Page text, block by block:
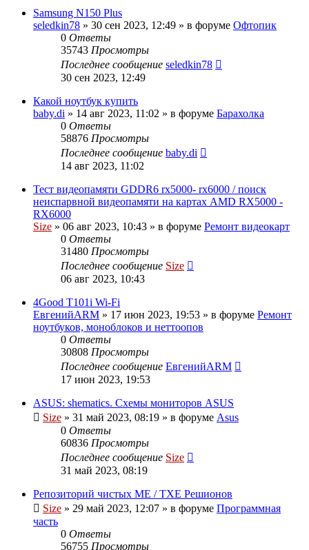
Samsung N150 Plus
seledkin78 » 30 сен 2023, 12:49 » в форуме Офтопик
0 Ответы
35743 Просмотры
Последнее сообщение seledkin78
30 сен 2023, 12:49
Какой ноутбук купить
baby.di » 14 авг 2023, 11:02 » в форуме Барахолка
0 Ответы
58876 Просмотры
Последнее сообщение baby.di
14 авг 2023, 11:02
Тест видеопамяти GDDR6 rx5000- rx6000 / поиск
неиспарвной видеопамяти на картах AMD RX5000 -
RX6000
Size » 06 авг 2023, 10:43 » в форуме Ремонт видеокарт
0 Ответы
31480 Просмотры
Последнее сообщение Size
06 авг 2023, 10:43
4Good T101i Wi-Fi
ЕвгенийARM » 17 июн 2023, 19:53 » в форуме Ремонт
ноутбуков, моноблоков и неттоопов
0 Ответы
30808 Просмотры
Последнее сообщение ЕвгенийARM
17 июн 2023, 19:53
ASUS: shematics. Схемы мониторов ASUS
Size » 31 май 2023, 08:19 » в форуме Asus
0 Ответы
60836 Просмотры
Последнее сообщение Size
31 май 2023, 08:19
Репозиторий чистых ME / TXE Решионов
Size » 29 май 2023, 12:07 » в форуме Программная
часть
0 Ответы
56755 Просмотры